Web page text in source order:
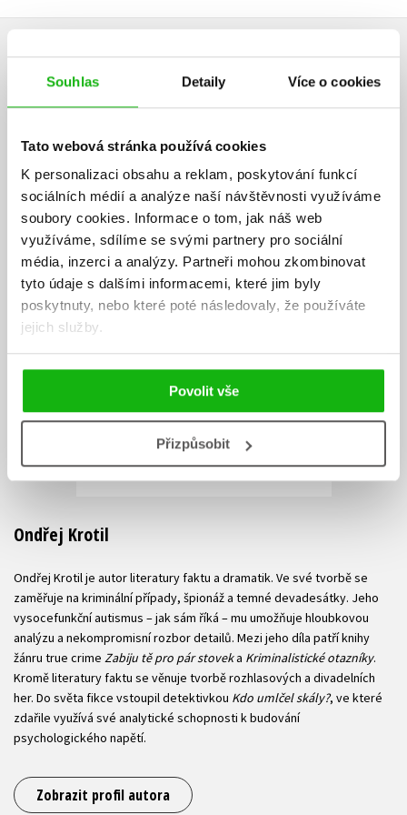
Souhlas Detaily Více o cookies
Tato webová stránka používá cookies
K personalizaci obsahu a reklam, poskytování funkcí
sociálních médií a analýze naší návštěvnosti využíváme
soubory cookies. Informace o tom, jak náš web
využíváme, sdílíme se svými partnery pro sociální
média, inzerci a analýzy. Partneři mohou zkombinovat
tyto údaje s dalšími informacemi, které jim byly
poskytnuty, nebo které poté následovaly, že používáte
jejich služby.
Povolit vše
Přizpůsobit
Ondřej Krotil
Ondřej Krotil je autor literatury faktu a dramatik. Ve své tvorbě se
zaměřuje na kriminální případy, špionáž a temné devadesátky. Jeho
vysocefunkční autismus – jak sám říká – mu umožňuje hloubkovou
analýzu a nekompromisní rozbor detailů. Mezi jeho díla patří knihy
žánru true crime Zabiju tě pro pár stoveka Kriminalistické otazníky.
Kromě literatury faktu se věnuje tvorbě rozhlasových a divadelních
her. Do světa fikce vstoupil detektivkou Kdo umlčel skály?, ve které
zdařile využívá své analytické schopnosti k budování
psychologického napětí.
Zobrazit profil autora